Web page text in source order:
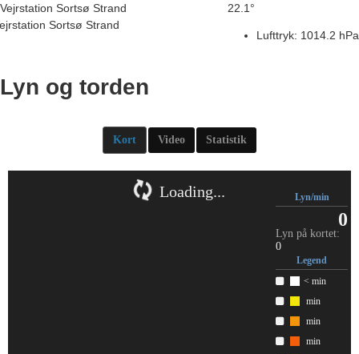
22.1°
Lufttryk: 1014.2 hPa
Vejrstation Sortsø Strand
Sortsø Strand
Lyn og torden
Kort Video Statistik
Loading... Lyn/min
0
Lyn på kortet:
0
Legend
< min
min
min
min